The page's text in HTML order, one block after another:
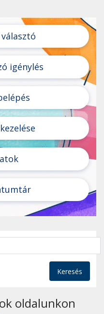
igénylés
Keresés
oldalunkon